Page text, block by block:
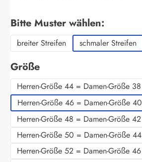
Bitte Muster wählen:
breiter Streifen schmaler Streifen
Größeauswählen
Herren-Größe 44 = Damen-Größe 38
Herren-Größe 46 = Damen-Größe 40
Herren-Größe 48 = Damen-Größe 42
Herren-Größe 50 = Damen-Größe 44
Herren-Größe 52 = Damen-Größe 46